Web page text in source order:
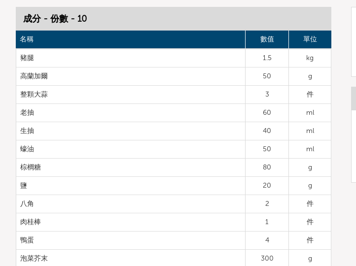
成分 - 份數 - 10
名稱 數值 單位
豬腿 1.5 kg
高蘭加爾 50 g
整顆大蒜 3 件
老抽 60 ml
生抽 40 ml
蠔油 50 ml
棕櫚糖 80 g
鹽 20 g
八角 2 件
肉桂棒 1 件
鴨蛋 4 件
泡菜芥末 300 g